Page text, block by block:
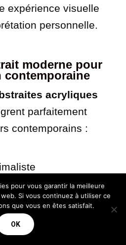
expérience visuelle
personnelle.
moderne pour
contemporaine
acryliques
parfaitement
contemporains :
fait main
pour vous garantir la meilleure
Si vous continuez à utiliser ce
que vous en êtes satisfait.
OK